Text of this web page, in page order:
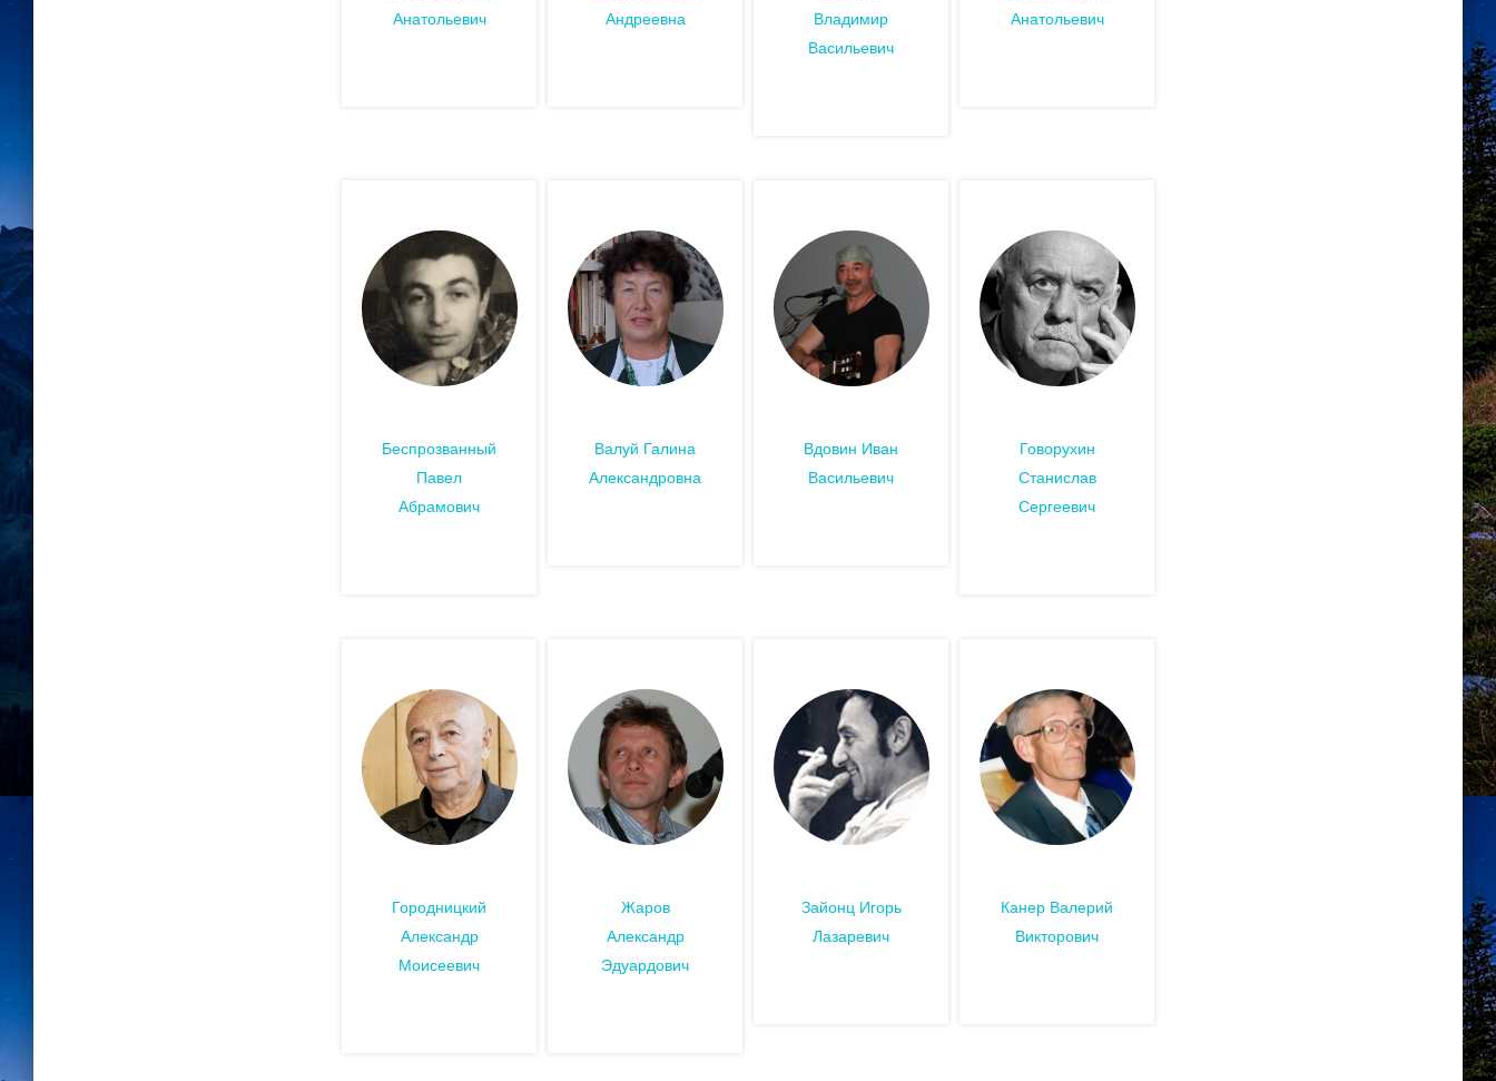
Анатольевич
Андреевна
Владимир
Васильевич
Анатольевич
Беспрозванный
Павел
Абрамович
Валуй Галина
Александровна
Вдовин Иван
Васильевич
Говорухин
Станислав
Сергеевич
Городницкий
Александр
Моисеевич
Жаров
Александр
Эдуардович
Зайонц Игорь
Лазаревич
Канер Валерий
Викторович